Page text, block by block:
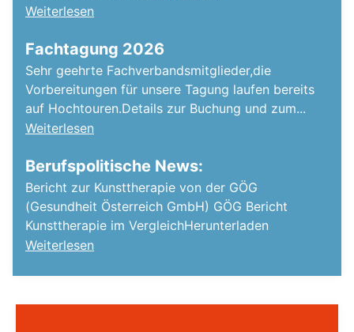
Weiterlesen
Fachtagung 2026
Sehr geehrte Fachverbandsmitglieder,die
Vorbereitungen für unsere Tagung laufen bereits
auf Hochtouren.Details zur Buchung und zum...
Weiterlesen
Berufspolitische News:
Bericht zur Kunsttherapie von der GÖG
(Gesundheit Österreich GmbH) GÖG Bericht
Kunsttherapie im VergleichHerunterladen
Weiterlesen